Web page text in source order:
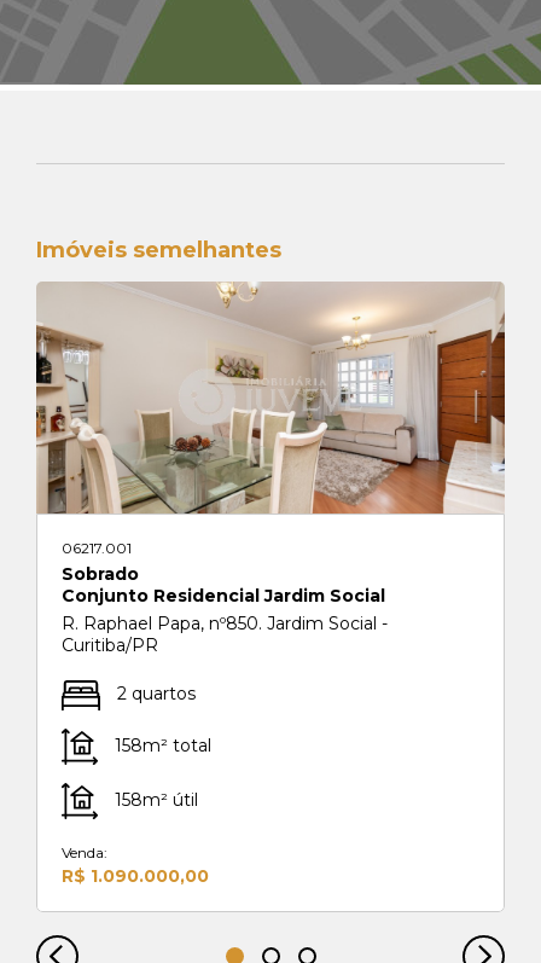
Imóveis semelhantes
06217.001
Sobrado
Conjunto Residencial Jardim Social
R. Raphael Papa, nº850. Jardim Social -
Curitiba/PR
2 quartos
158m² total
158m² útil
Venda:
R$ 1.090.000,00